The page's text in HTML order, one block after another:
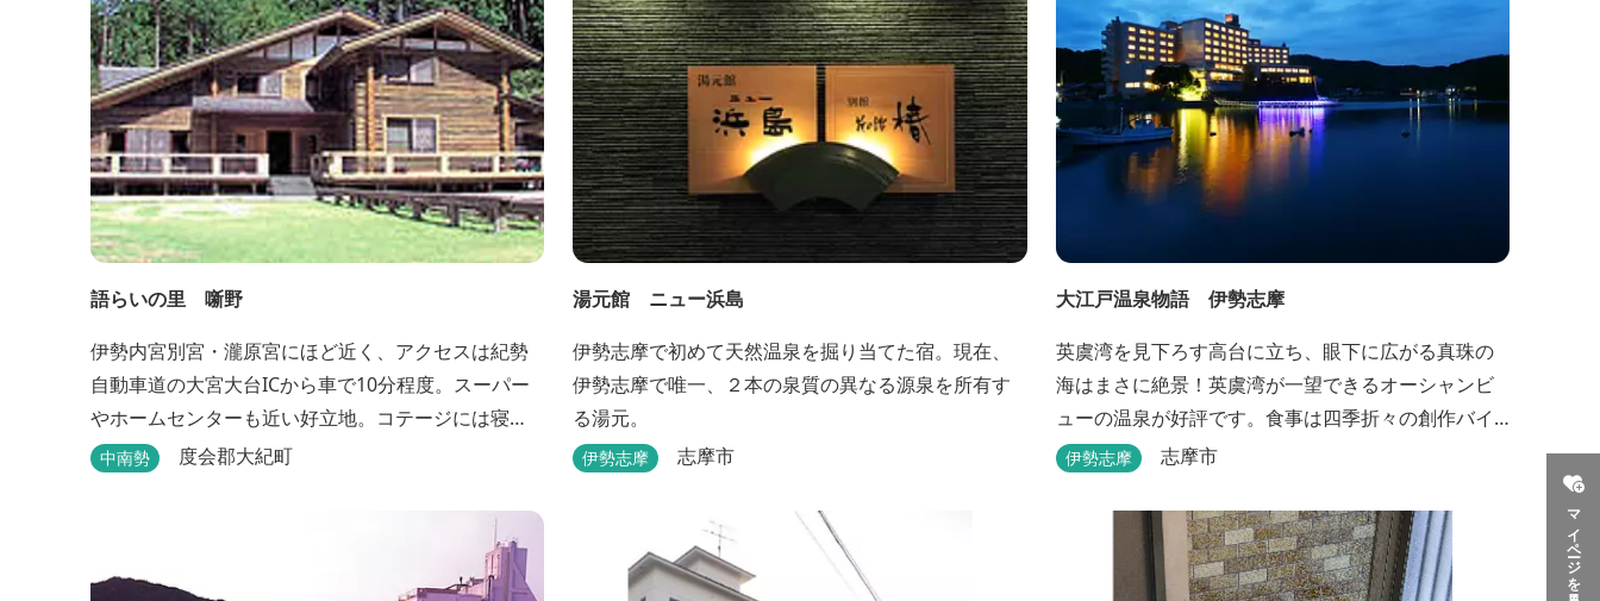
マイページを見る
語らいの里 噺野
伊勢内宮別宮・瀧原宮にほど近く、アクセスは紀勢
自動車道の大宮大台ICから車で10分程度。スーパー
やホームセンターも近い好立地。コテージには寝
具・エアコン・テレビ・冷蔵庫完備で季節を問わず
間利用可能なシャワールームなど充実の設備で快適
にお過ごしいただけます。施設内には噺野温泉もあ
りコテージ宿泊の方は貸し切りでご利用いただけま
中南勢 度会郡大紀町
湯元館 ニュー浜島
伊勢志摩で初めて天然温泉を掘り当てた宿。現在、
伊勢志摩で唯一、２本の泉質の異なる源泉を所有す
る湯元。
伊勢志摩 志摩市
大江戸温泉物語 伊勢志摩
英虞湾を見下ろす高台に立ち、眼下に広がる真珠の
海はまさに絶景！英虞湾が一望できるオーシャンビ
ューの温泉が好評です。食事は四季折々の創作バイ
キングが楽しめます。 英虞湾のかご漁を体験できる
べることもできます。
伊勢志摩 志摩市